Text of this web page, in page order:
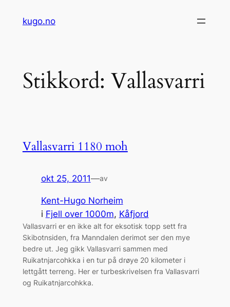
kugo.no
Stikkord: Vallasvarri
Vallasvarri 1180 moh
okt 25, 2011—av
Kent-Hugo Norheim
i Fjell over 1000m, Kåfjord
Vallasvarri er en ikke alt for eksotisk topp sett fra
Skibotnsiden, fra Manndalen derimot ser den mye
bedre ut. Jeg gikk Vallasvarri sammen med
Ruikatnjarcohkka i en tur på drøye 20 kilometer i
lettgått terreng. Her er turbeskrivelsen fra Vallasvarri
og Ruikatnjarcohkka.